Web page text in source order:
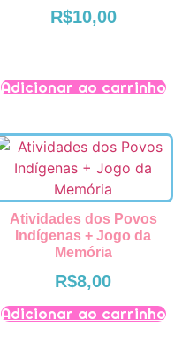
R$10,00
Adicionar ao carrinho
Atividades dos Povos
Indígenas + Jogo da
Memória
R$8,00
Adicionar ao carrinho